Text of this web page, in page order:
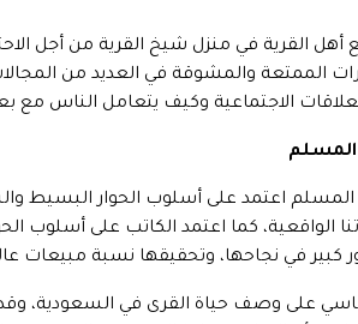
أهل القرية في منزل شيخ القرية من أجل
الممتعة والمشوقة في العديد من
الاجتماعية وكيف يتعامل الناس
المسلم
المسلم اعتمد على أسلوب الحوار البسيط
الواقعية، كما اعتمد الكاتب على أسلوب
في نجاحها، وتحقيقها نسبة مبيعات
على وصف حياة القرى في السعودية، وقد